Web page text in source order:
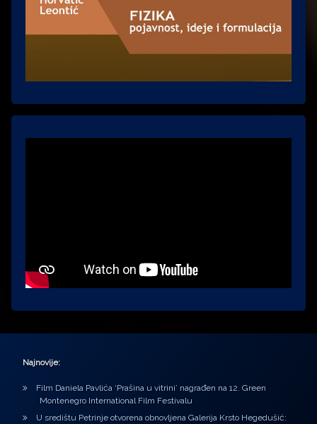
Najnovije:
Film Daniela Pavlića ‘Prašina u vitrini’ nagrađen na 12. Green
Montenegro International Film Festivalu
U središtu Petrinje otvorena obnovljena Galerija Krsto Hegedušić: